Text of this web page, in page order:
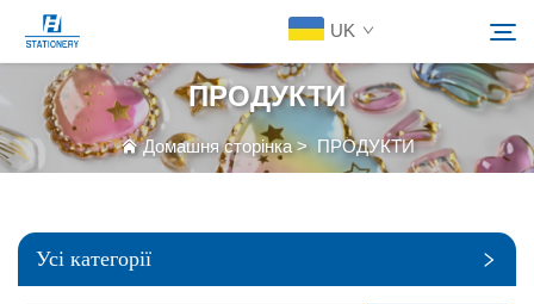
UK
Продукція
Індивідуальні Рішення
Пошук
ПРОДУКТИ
Домашня сторінка>ПРОДУКТИ
Усі категорії